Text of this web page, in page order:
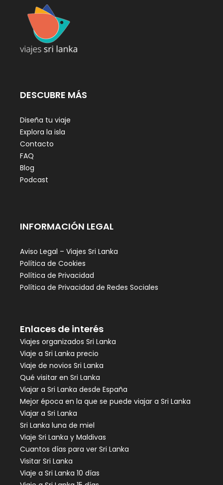
DESCUBRE MÁS
Diseña tu viaje
Explora la isla
Contacto
FAQ
Blog
Podcast
INFORMACIÓN LEGAL
Aviso Legal – Viajes Sri Lanka
Política de Cookies
Política de Privacidad
Política de Privacidad de Redes Sociales
Enlaces de interés
Viajes organizados Sri Lanka
Viaje a Sri Lanka precio
Viaje de novios Sri Lanka
Qué visitar en Sri Lanka
Viajar a Sri Lanka desde España
Mejor época en la que se puede viajar a Sri Lanka
Viajar a Sri Lanka
Sri Lanka luna de miel
Viaje Sri Lanka y Maldivas
Cuantos días para ver Sri Lanka
Visitar Sri Lanka
Viaje a Sri Lanka 10 días